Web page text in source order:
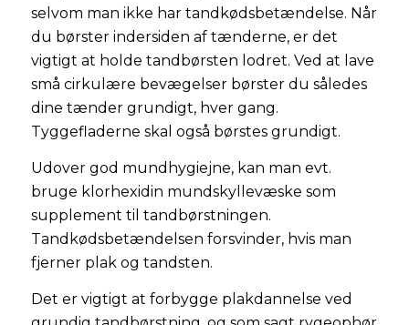
selvom man ikke har tandkødsbetændelse. Når
du børster indersiden af tænderne, er det
vigtigt at holde tandbørsten lodret. Ved at lave
små cirkulære bevægelser børster du således
dine tænder grundigt, hver gang.
Tyggefladerne skal også børstes grundigt.
Udover god mundhygiejne, kan man evt.
bruge klorhexidin mundskyllevæske som
supplement til tandbørstningen.
Tandkødsbetændelsen forsvinder, hvis man
fjerner plak og tandsten.
Det er vigtigt at forbygge plakdannelse ved